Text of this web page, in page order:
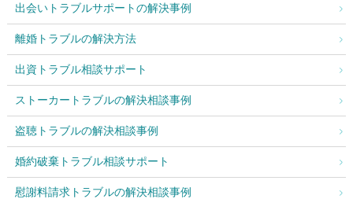
出会いトラブルサポートの解決事例
離婚トラブルの解決方法
出資トラブル相談サポート
ストーカートラブルの解決相談事例
盗聴トラブルの解決相談事例
婚約破棄トラブル相談サポート
慰謝料請求トラブルの解決相談事例